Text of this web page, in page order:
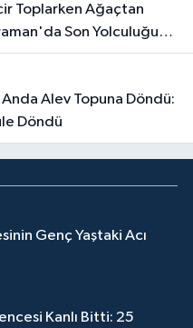
Son Yolculuğuna
Döndü
Genç Yaştaki Acı
Kanlı Bitti: 25